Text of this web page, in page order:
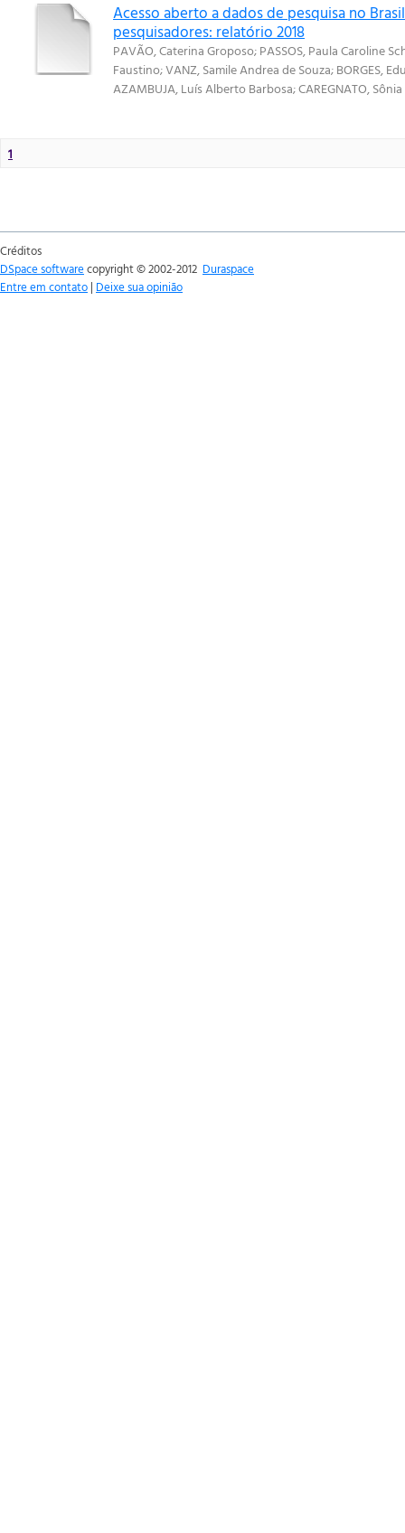
Acesso aberto a dados de pesquisa no
pesquisadores: relatório 2018
PAVÃO, Caterina Groposo;PASSOS, Paula Caroline
Faustino;VANZ, Samile Andrea de Souza;BORGES,
AZAMBUJA, Luís Alberto Barbosa;CAREGNATO,
1
Créditos
DSpace softwarecopyright © 2002-2012 Duraspace
Entre em contato | Deixe sua opinião